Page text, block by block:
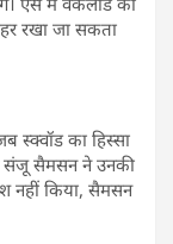
रखा जा सकता
स्क्वॉड का हिस्सा
संजू सैमसन ने उनकी
नहीं किया, सैमसन